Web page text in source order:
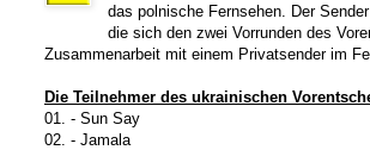
das polnische Fernsehen. Der
die sich den zwei Vorrunden des
Zusammenarbeit mit einem Privatsender im
Die Teilnehmer des ukrainischen
01. - Sun Say
02. - Jamala